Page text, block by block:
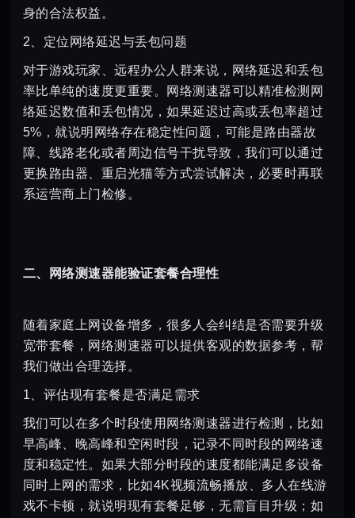
身的合法权益。
2、定位网络延迟与丢包问题
对于游戏玩家、远程办公人群来说，网络延迟和丢包
率比单纯的速度更重要。网络测速器可以精准检测网
络延迟数值和丢包情况，如果延迟过高或丢包率超过
5%，就说明网络存在稳定性问题，可能是路由器故
障、线路老化或者周边信号干扰导致，我们可以通过
更换路由器、重启光猫等方式尝试解决，必要时再联
系运营商上门检修。
二、网络测速器能验证套餐合理性
随着家庭上网设备增多，很多人会纠结是否需要升级
宽带套餐，网络测速器可以提供客观的数据参考，帮
我们做出合理选择。
1、评估现有套餐是否满足需求
我们可以在多个时段使用网络测速器进行检测，比如
早高峰、晚高峰和空闲时段，记录不同时段的网络速
度和稳定性。如果大部分时段的速度都能满足多设备
同时上网的需求，比如4K视频流畅播放、多人在线游
戏不卡顿，就说明现有套餐足够，无需盲目升级；如